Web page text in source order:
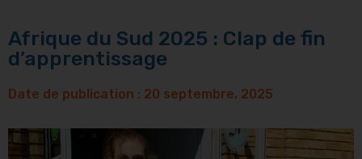
Afrique du Sud 2025 : Clap de fin
d’apprentissage
Date de publication : 20 septembre, 2025